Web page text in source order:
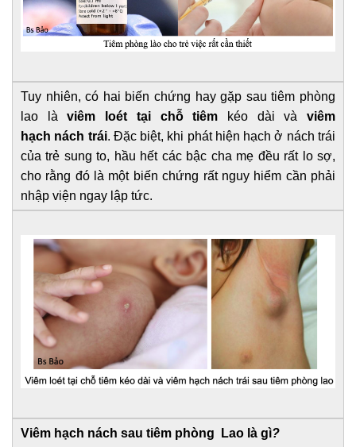
Tuy nhiên, có hai biến chứng hay gặp sau tiêm phòng
lao làviêm loét tại chỗ tiêm kéo dài vàviêm
hạch nách trái. Đặc biệt, khi phát hiện hạch ở nách trái
của trẻ sung to, hầu hết các bậc cha mẹ đều rất lo sợ,
cho rằng đó là một biến chứng rất nguy hiểm cần phải
nhập viện ngay lập tức.
Viêm hạch nách sau tiêm phòng Lao là gì?